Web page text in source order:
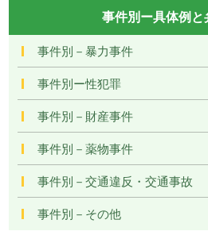
事件別ー具体例
事件別－暴力事件
事件別ー性犯罪
事件別－財産事件
事件別－薬物事件
事件別－交通違反・交通事故
事件別－その他